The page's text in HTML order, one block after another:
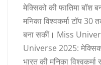
मेक्सिको की फातिमा बॉश
मनिका विश्वकर्मा टॉप
बना सकीं। Miss
Universe 2025:
भारत की मनिका